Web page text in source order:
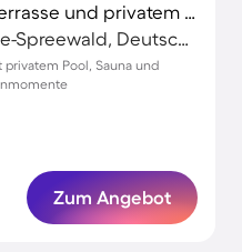
Ferienhaus mit Garten, Terrasse und privatem Pool | Seeblick | Ideal für Homeoffice
Schwielochsee, Dahme-Spreewald, Deutschland
privatem Pool, Sauna und
Zum Angebot